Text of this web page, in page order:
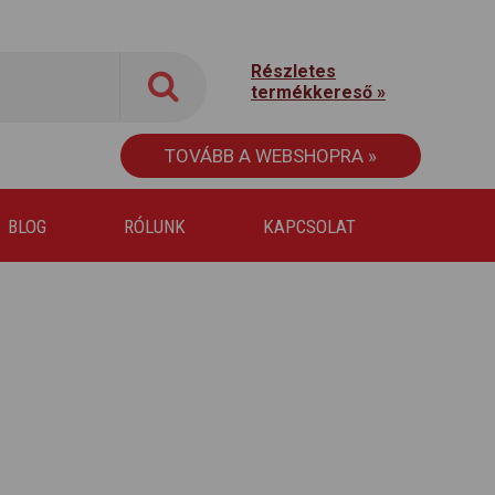
Részletes
termékkereső »
TOVÁBB A WEBSHOPRA »
BLOG RÓLUNK KAPCSOLAT